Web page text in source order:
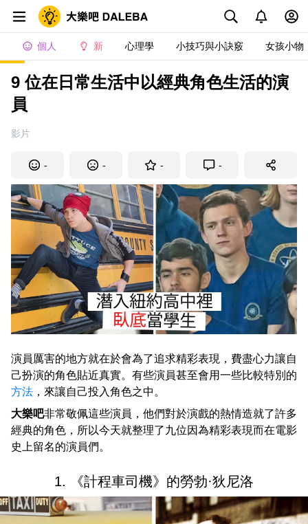
個人 新 心理學 小技巧與小訣竅 女孩小物
9 位在日常生活中以經典角色生活的演
員
影片
- - - -
演員厲害的地方就在於會為了追求精彩表現，費盡心力讓自
己扮演的角色貼近真實。有些演員甚至會用一些比較特別的
方法 ，來讓自己投入角色之中。
大樂吧非常敬佩這些演員，他們對於演戲的熱情造就了許多
經典的角色，所以今天就整理了九位因為精彩表現而在電影
史上留名的演員們。
1. 《計程車司機》的勞勃·狄尼洛